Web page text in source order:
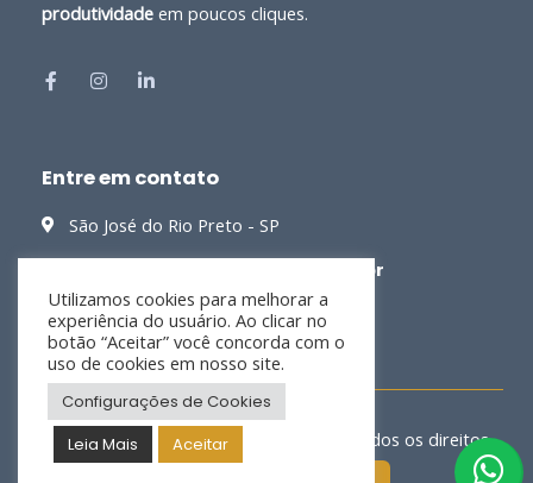
produtividade em poucos cliques.
Entre em contato
São José do Rio Preto - SP
contato@clickhomeoffice.com.br
(17) 99737-1199
Copyright © 2026 Click Home Office | Todos os direitos
reservados.
Utilizamos cookies para melhorar a
experiência do usuário. Ao clicar no
botão “Aceitar” você concorda com o
uso de cookies em nosso site.
Configurações de Cookies
Leia Mais
Aceitar